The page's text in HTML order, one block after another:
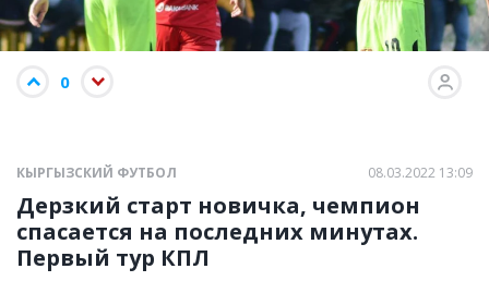
0
КЫРГЫЗСКИЙ ФУТБОЛ 08.03.2022 13:09
Дерзкий старт новичка, чемпион
спасается на последних минутах.
Первый тур КПЛ